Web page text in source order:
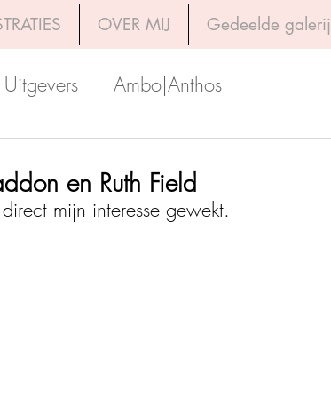
OVER MIJ Gedeelde galerij
Ambo|Anthos
Sijthoff
Kosmos Uitgevers
en Ruth Field
mijn interesse gewekt.